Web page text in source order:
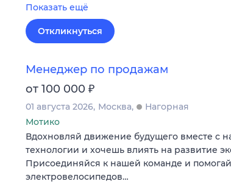
Показать ещё
Откликнуться
Менеджер по продажам
от 100 000 ₽
01 августа 2026 Москва
Нагорная
Мотико
Вдохновляй движение будущего вместе с
технологии и хочешь влиять на развитие
Присоединяйся к нашей команде и
электровелосипедов…